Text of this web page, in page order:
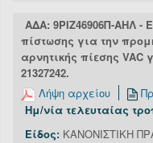
ΑΔΑ: 9ΡΙΖ46906Π-ΑΗΛ -
πίστωσης για την
αρνητικής πίεσης
21327242.
Λήψη αρχείου
Ημ/νία τελευταίας
Είδος: ΚΑΝΟΝΙΣΤΙΚΗ